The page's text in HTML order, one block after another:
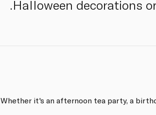
Halloween decorations
Whether it's an afternoon tea party, a